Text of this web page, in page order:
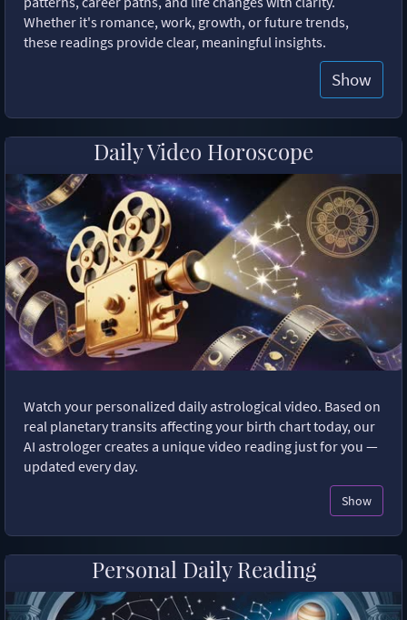
Whether it's romance, work, growth, or future trends,
these readings provide clear, meaningful insights.
Show
Daily Video Horoscope
Watch your personalized daily astrological video. Based on
real planetary transits affecting your birth chart today, our
AI astrologer creates a unique video reading just for you —
updated every day.
Show
Personal Daily Reading